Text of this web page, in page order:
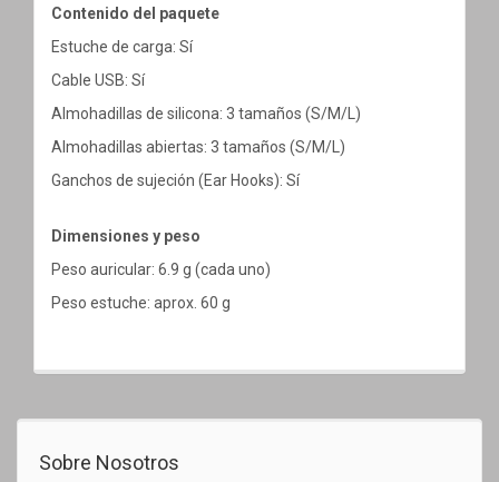
Contenido del paquete
Estuche de carga: Sí
Cable USB: Sí
Almohadillas de silicona: 3 tamaños (S/M/L)
Almohadillas abiertas: 3 tamaños (S/M/L)
Ganchos de sujeción (Ear Hooks): Sí
Dimensiones y peso
Peso auricular: 6.9 g (cada uno)
Peso estuche: aprox. 60 g
Sobre Nosotros